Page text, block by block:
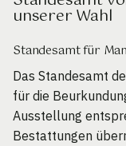
unserer Wahl
Standesamt für
Das Standesamt
für die
Ausstellung
Bestattungen